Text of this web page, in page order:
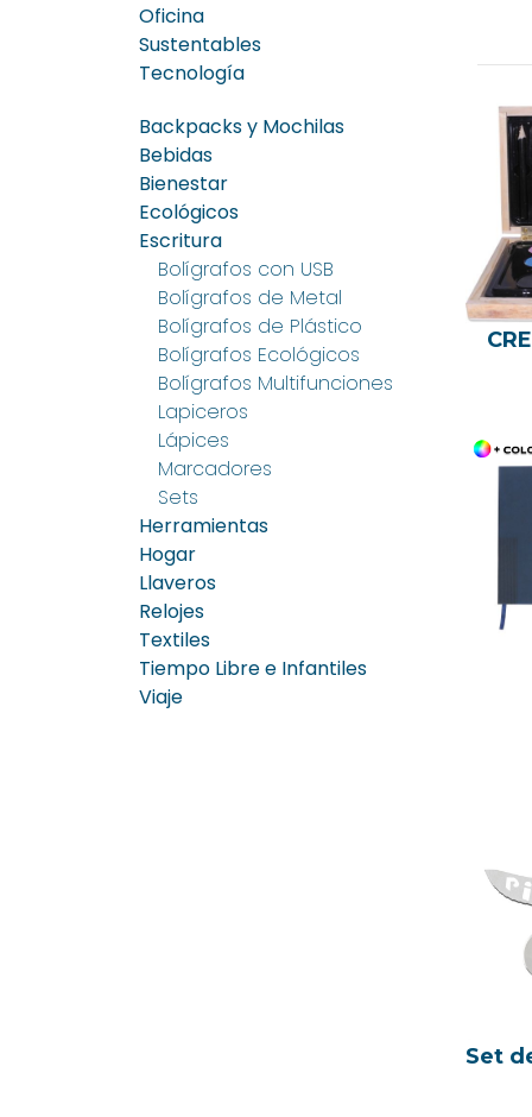
Oficina
Sustentables
Tecnología
Backpacks y Mochilas
Bebidas
Bienestar
Ecológicos
Escritura
Bolígrafos con USB
Bolígrafos de Metal
Bolígrafos de Plástico
Bolígrafos Ecológicos
Bolígrafos Multifunciones
Lapiceros
Lápices
Marcadores
Sets
Herramientas
Hogar
Llaveros
Relojes
Textiles
Tiempo Libre e Infantiles
Viaje
Set